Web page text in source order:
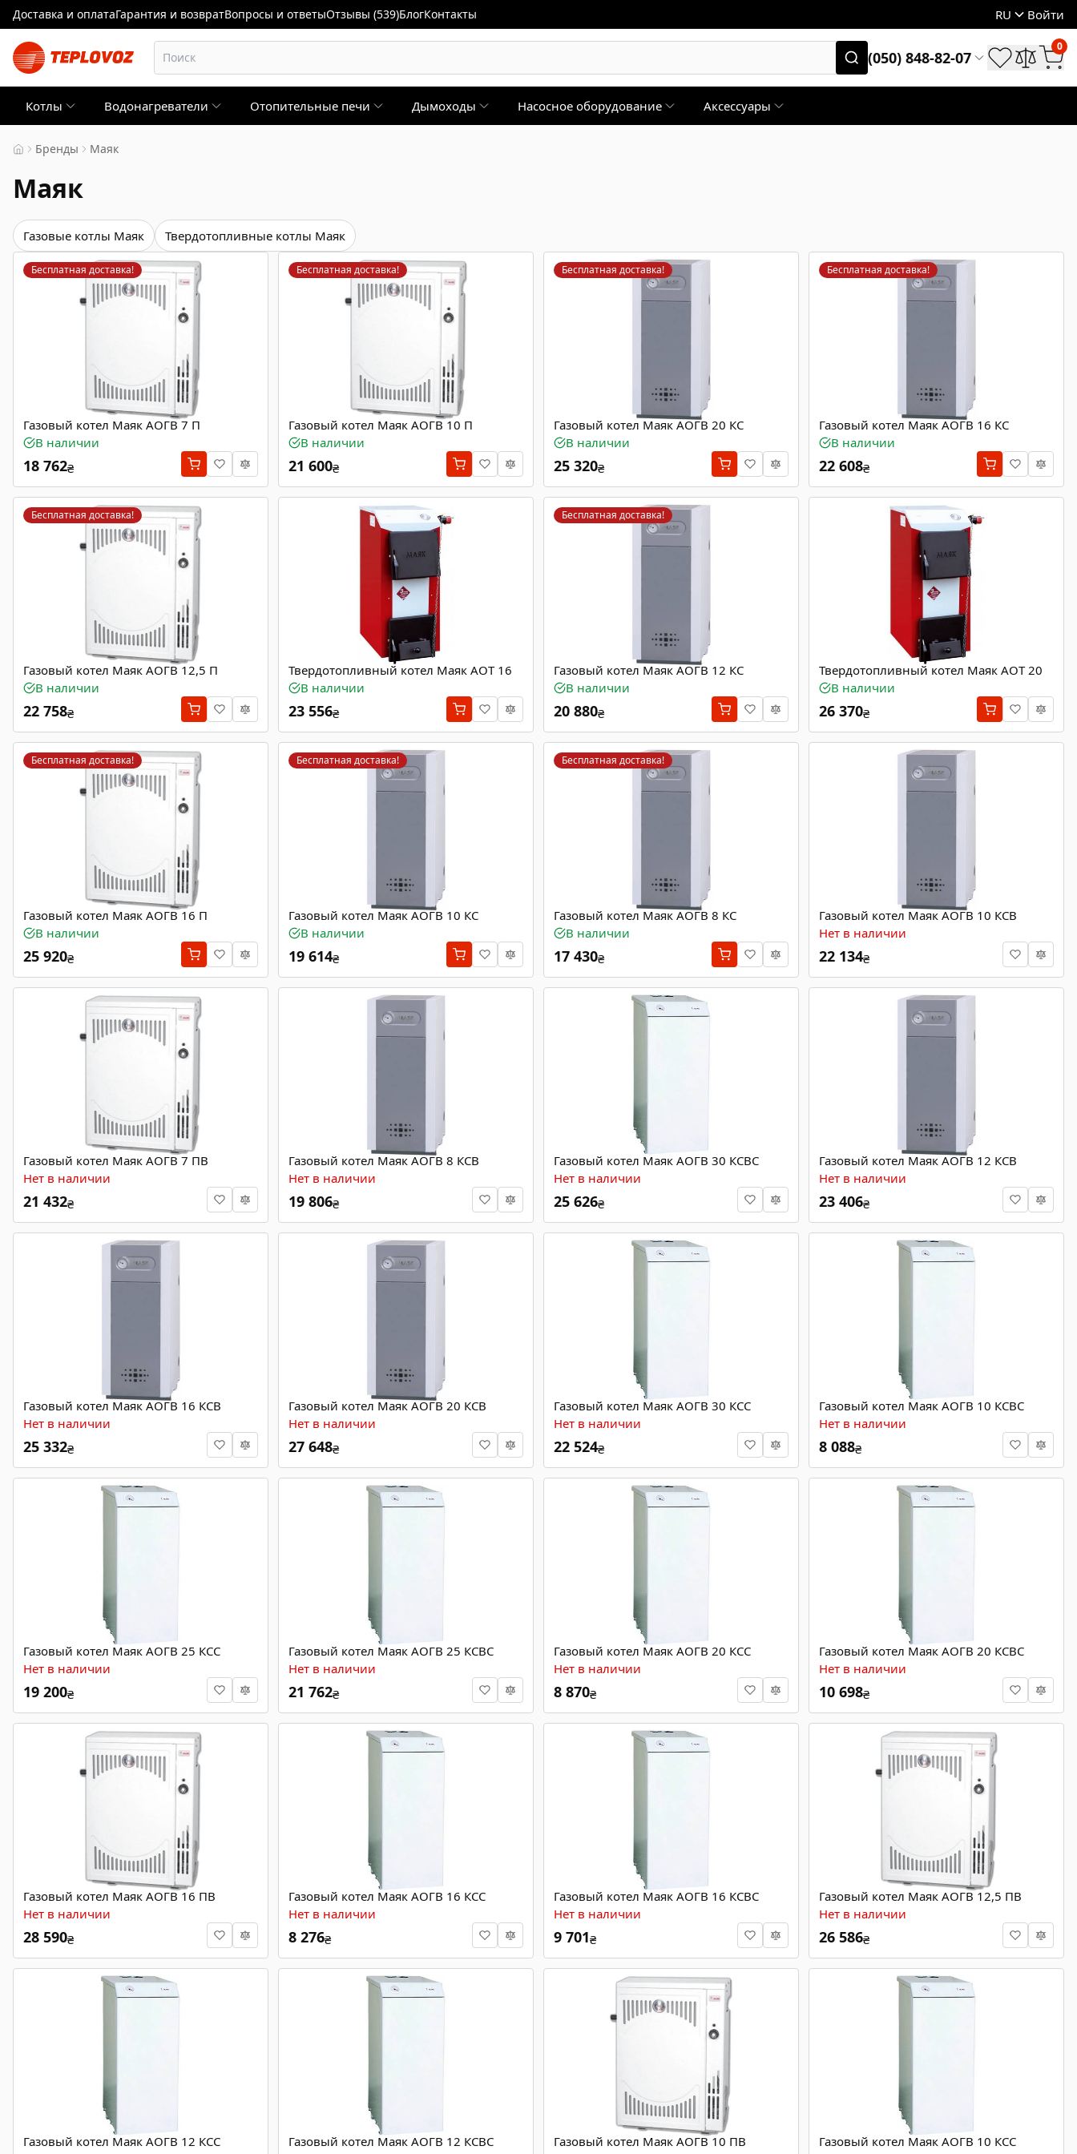
Доставка и оплатаГарантия и возвратВопросы и ответыОтзывы (539)БлогКонтакты RU Войти
(050) 848-82-07
0
Котлы Водонагреватели Отопительные печи Дымоходы Насосное оборудование Аксессуары
Бренды Маяк
Маяк
Газовые котлы Маяк Твердотопливные котлы Маяк
Бесплатная доставка!
Газовый котел Маяк АОГВ 7 П
В наличии
18 762₴
Бесплатная доставка!
Газовый котел Маяк АОГВ 10 П
В наличии
21 600₴
Бесплатная доставка!
Газовый котел Маяк АОГВ 20 КС
В наличии
25 320₴
Бесплатная доставка!
Газовый котел Маяк АОГВ 16 КС
В наличии
22 608₴
Бесплатная доставка!
Газовый котел Маяк АОГВ 12,5 П
В наличии
22 758₴
Твердотопливный котел Маяк АОТ 16
В наличии
23 556₴
Бесплатная доставка!
Газовый котел Маяк АОГВ 12 КС
В наличии
20 880₴
Твердотопливный котел Маяк АОТ 20
В наличии
26 370₴
Бесплатная доставка!
Газовый котел Маяк АОГВ 16 П
В наличии
25 920₴
Бесплатная доставка!
Газовый котел Маяк АОГВ 10 КС
В наличии
19 614₴
Бесплатная доставка!
Газовый котел Маяк АОГВ 8 КС
В наличии
17 430₴
Газовый котел Маяк АОГВ 10 КСВ
Нет в наличии
22 134₴
Газовый котел Маяк АОГВ 7 ПВ
Нет в наличии
21 432₴
Газовый котел Маяк АОГВ 8 КСВ
Нет в наличии
19 806₴
Газовый котел Маяк АОГВ 30 КСВС
Нет в наличии
25 626₴
Газовый котел Маяк АОГВ 12 КСВ
Нет в наличии
23 406₴
Газовый котел Маяк АОГВ 16 КСВ
Нет в наличии
25 332₴
Газовый котел Маяк АОГВ 20 КСВ
Нет в наличии
27 648₴
Газовый котел Маяк АОГВ 30 КСС
Нет в наличии
22 524₴
Газовый котел Маяк АОГВ 10 КСВС
Нет в наличии
8 088₴
Газовый котел Маяк АОГВ 25 КСС
Нет в наличии
19 200₴
Газовый котел Маяк АОГВ 25 КСВС
Нет в наличии
21 762₴
Газовый котел Маяк АОГВ 20 КСС
Нет в наличии
8 870₴
Газовый котел Маяк АОГВ 20 КСВС
Нет в наличии
10 698₴
Газовый котел Маяк АОГВ 16 ПВ
Нет в наличии
28 590₴
Газовый котел Маяк АОГВ 16 КСС
Нет в наличии
8 276₴
Газовый котел Маяк АОГВ 16 КСВС
Нет в наличии
9 701₴
Газовый котел Маяк АОГВ 12,5 ПВ
Нет в наличии
26 586₴
Газовый котел Маяк АОГВ 12 КСС
Газовый котел Маяк АОГВ 12 КСВС
Газовый котел Маяк АОГВ 10 ПВ
Газовый котел Маяк АОГВ 10 КСС